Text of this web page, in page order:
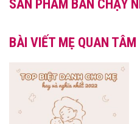
SẢN PHẨM BÁN CHẠY
BÀI VIẾT MẸ QUAN TÂM